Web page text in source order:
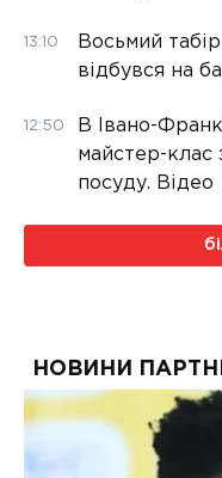
13:10
Восьмий
відбувся на
12:50
В Івано-
майстер-клас
посуду. Відео